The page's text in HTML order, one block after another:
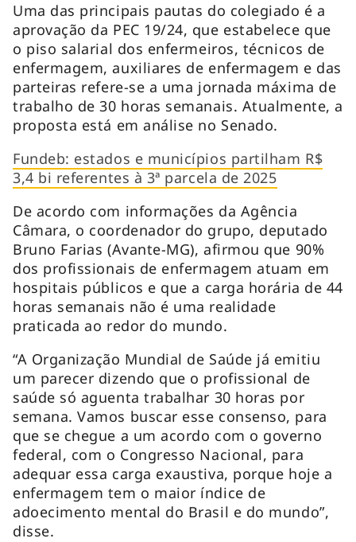
Uma das principais pautas do colegiado é a
aprovação da PEC 19/24, que estabelece que
o piso salarial dos enfermeiros, técnicos de
enfermagem, auxiliares de enfermagem e das
parteiras refere-se a uma jornada máxima de
trabalho de 30 horas semanais. Atualmente, a
proposta está em análise no Senado.
Fundeb: estados e municípios partilham R$
3,4 bi referentes à 3ª parcela de 2025
De acordo com informações da Agência
Câmara, o coordenador do grupo, deputado
Bruno Farias (Avante-MG), afirmou que 90%
dos profissionais de enfermagem atuam em
hospitais públicos e que a carga horária de 44
horas semanais não é uma realidade
praticada ao redor do mundo.
“A Organização Mundial de Saúde já emitiu
um parecer dizendo que o profissional de
saúde só aguenta trabalhar 30 horas por
semana. Vamos buscar esse consenso, para
que se chegue a um acordo com o governo
federal, com o Congresso Nacional, para
adequar essa carga exaustiva, porque hoje a
enfermagem tem o maior índice de
adoecimento mental do Brasil e do mundo”,
disse.